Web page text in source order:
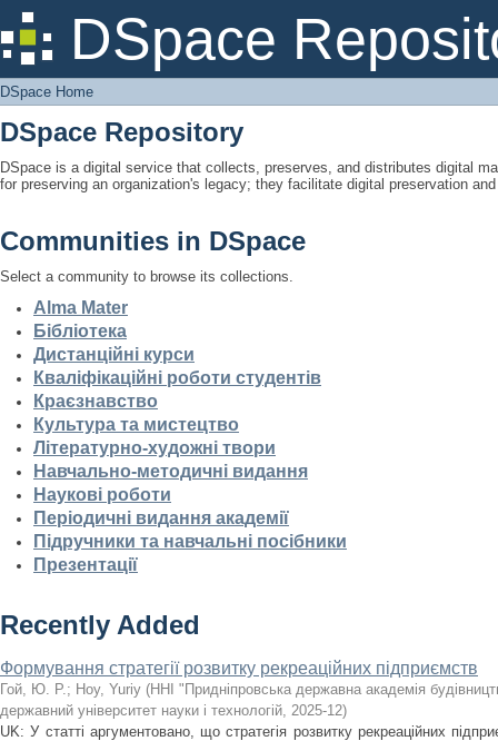
DSpace
DSpace Home
DSpace Home
DSpace Repository
DSpace is a digital service that collects, preserves, and distributes digital
for preserving an organization's legacy; they facilitate digital preservation
Communities in DSpace
Select a community to browse its collections.
Alma Mater
Бібліотека
Дистанційні курси
Кваліфікаційні роботи студентів
Краєзнавство
Культура та мистецтво
Літературно-художні твори
Навчально-методичні видання
Наукові роботи
Періодичні видання академії
Підручники та навчальні посібники
Презентації
Recently Added
Формування стратегії розвитку рекреаційних підприємств
Гой, Ю. Р.; Hoy, Yuriy (ННІ "Придніпровська державна академія
державний університет науки і технологій, 2025-12)
UK: У статті аргументовано, що стратегія розвитку рекреаційних